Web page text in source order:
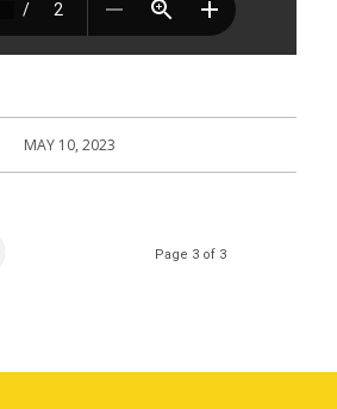
MAY 10, 2023
Page 3 of 3